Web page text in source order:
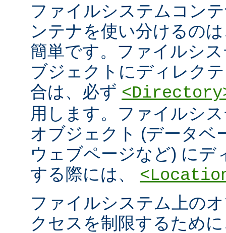
ファイルシステムコン
ンテナを使い分けるの
簡単です。ファイルシ
ブジェクトにディレク
合は、必ず
用します。ファイルシ
オブジェクト (データベ
ウェブページなど) にデ
する際には、
ファイルシステム上の
クセスを制限するため